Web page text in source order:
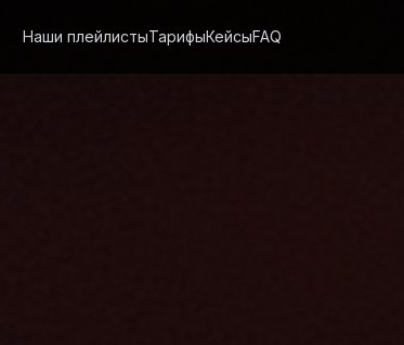
Наши плейлисты ТарифыКейсыFAQ